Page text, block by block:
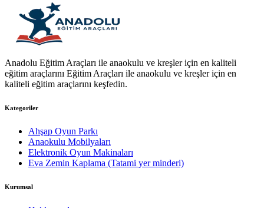
Anadolu Eğitim Araçları ile anaokulu ve kreşler için en kaliteli
eğitim araçlarını Eğitim Araçları ile anaokulu ve kreşler için en
kaliteli eğitim araçlarını keşfedin.
Kategoriler
Ahşap Oyun Parkı
Anaokulu Mobilyaları
Elektronik Oyun Makinaları
Eva Zemin Kaplama (Tatami yer minderi)
Kurumsal